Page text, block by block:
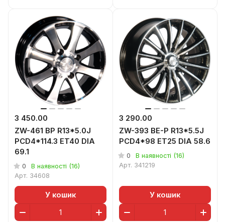
3 450.00
ZW-461 BP R13*5.0J
PCD4*114.3 ET40 DIA
69.1
0
В наявності (16)
Арт. 34608
У кошик
3 290.00
ZW-393 BE-P R13*5.5J
PCD4*98 ET25 DIA 58.6
0
В наявності (16)
Арт. 341219
У кошик